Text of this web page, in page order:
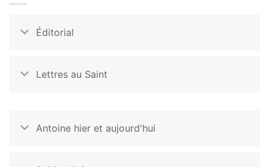
Éditorial
Lettres au Saint
Antoine hier et aujourd'hui